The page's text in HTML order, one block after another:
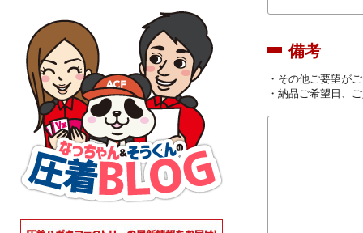
備考
・その他ご要望が
・納品ご希望日、